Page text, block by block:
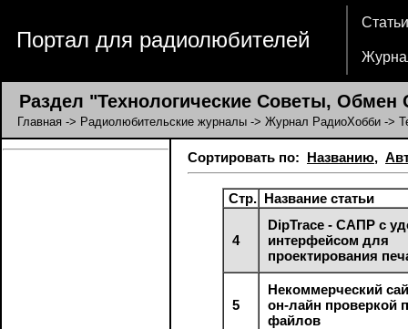
Портал для радиолюбителей
Статьи
Раздел "Технологические Советы,
Главная -> Радиолюбительские журналы -> Журнал РадиоХобби ->
Сортировать по: Названию,
Стр. Название статьи
4
DipTrace - САПР с
интерфейсом для
проектирования
5
Некоммерческий
он-лайн проверкой
файлов